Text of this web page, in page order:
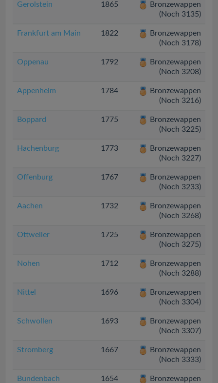
Gerolstein 1865
Bronzewappen
(Noch 3135)
Frankfurt am Main 1822
Bronzewappen
(Noch 3178)
Oppenau 1792
Bronzewappen
(Noch 3208)
Appenheim 1784
Bronzewappen
(Noch 3216)
Boppard 1775
Bronzewappen
(Noch 3225)
Hachenburg 1773
Bronzewappen
(Noch 3227)
Offenburg 1767
Bronzewappen
(Noch 3233)
Aachen 1732
Bronzewappen
(Noch 3268)
Ottweiler 1725
Bronzewappen
(Noch 3275)
Nohen 1712
Bronzewappen
(Noch 3288)
Nittel 1696
Bronzewappen
(Noch 3304)
Schwollen 1693
Bronzewappen
(Noch 3307)
Stromberg 1667
Bronzewappen
(Noch 3333)
Bundenbach 1654 Bronzewappen